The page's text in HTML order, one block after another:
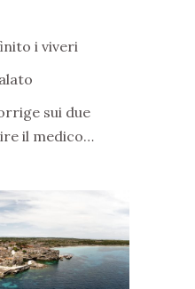
i viveri
sui due
il medico…